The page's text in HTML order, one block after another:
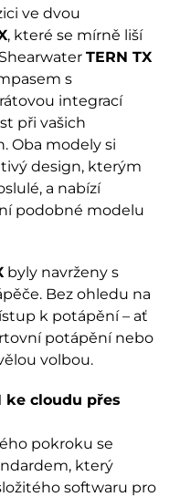
ve dvou
, které se mírně liší
TERN TX
s
integrací
při vašich
Oba modely si
design, kterým
a nabízí
podobné modelu
byly navrženy s
Bez ohledu na
k potápění – ať
potápění nebo
volbou.
ke cloudu přes
pokroku se
který
softwaru pro